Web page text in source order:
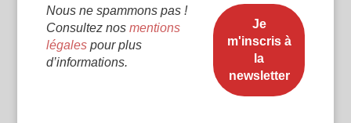
Nous ne spammons pas !
Consultez nos mentions
légalespour plus
d’informations.